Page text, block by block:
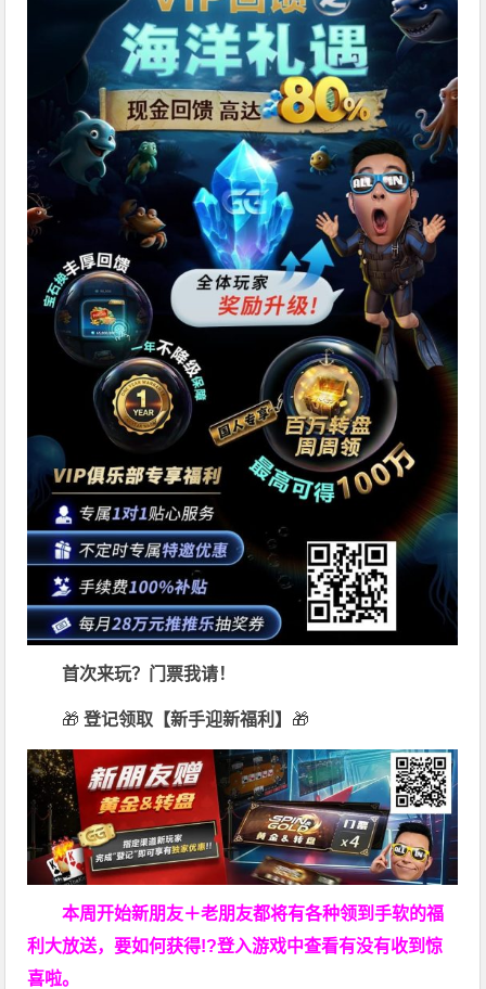
首次来玩？门票我请！
🎁 登记领取【新手迎新福利】 🎁
本周开始新朋友＋老朋友都将有各种领到手软的福
利大放送，要如何获得!?登入游戏中查看有没有收到惊
喜啦。